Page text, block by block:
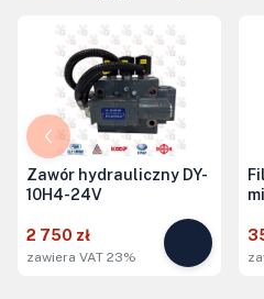
Zawór hydrauliczny DY-
10H4-24V
2 750 zł
zawiera VAT 23%